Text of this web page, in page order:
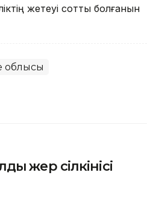
жетеуі сотты болғанын
облысы
жер сілкінісі